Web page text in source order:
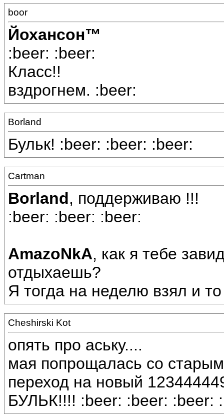
boor
Йохансон™
:beer: :beer:
Класс!!
вздрогнем. :beer:
Borland
Бульк! :beer: :beer: :beer:
Cartman
Borland, поддерживаю !!!
:beer: :beer: :beer:
AmazoNkA, как я тебе
отдыхаешь?
Я тогда на неделю взял и
Cheshirski Kot
опять про аську....
мая попрощалась со
переход на новый
БУЛЬК!!!! :beer: :beer: :beer: